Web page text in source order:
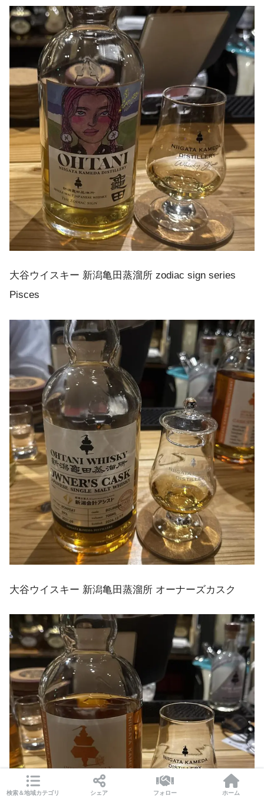
大谷ウイスキー 新潟亀田蒸溜所 zodiac sign series
Pisces
大谷ウイスキー 新潟亀田蒸溜所 オーナーズカスク
検索＆地域カテゴリ シェア フォロー ホーム